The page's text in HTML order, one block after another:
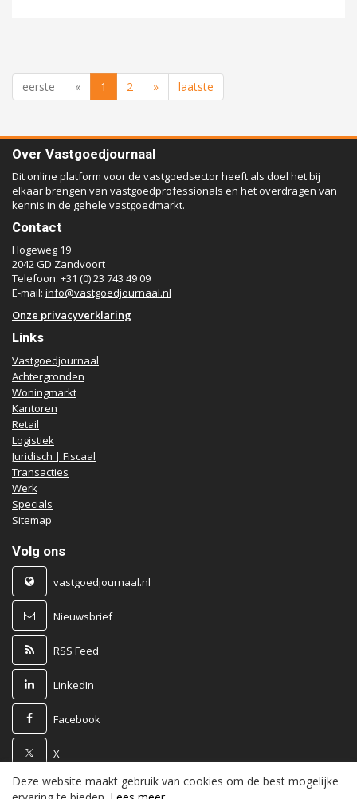
eerste « 1 2 » laatste
Over Vastgoedjournaal
Dit online platform voor de vastgoedsector heeft als doel het bij
elkaar brengen van vastgoedprofessionals en het overdragen van
kennis in de gehele vastgoedmarkt.
Contact
Hogeweg 19
2042 GD Zandvoort
Telefoon: +31 (0) 23 743 49 09
E-mail: info@vastgoedjournaal.nl
Onze privacyverklaring
Links
Vastgoedjournaal
Achtergronden
Woningmarkt
Kantoren
Retail
Logistiek
Juridisch | Fiscaal
Transacties
Werk
Specials
Sitemap
Volg ons
vastgoedjournaal.nl
Nieuwsbrief
RSS Feed
LinkedIn
Facebook
X
Powered by
Deze website maakt gebruik van cookies om de best mogelijke